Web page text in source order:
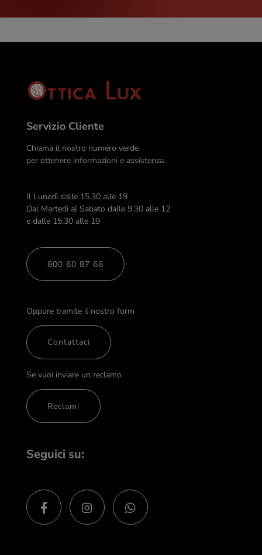
Servizio Cliente
Chiama il nostro numero verde
per ottenere informazioni e assistenza.
Il Lunedì dalle 15.30 alle 19
Dal Martedì al Sabato dalle 9.30 alle 12
e dalle 15.30 alle 19
800 60 87 68
Oppure tramite il nostro form
Contattaci
Se vuoi inviare un reclamo
Reclami
Seguici su: